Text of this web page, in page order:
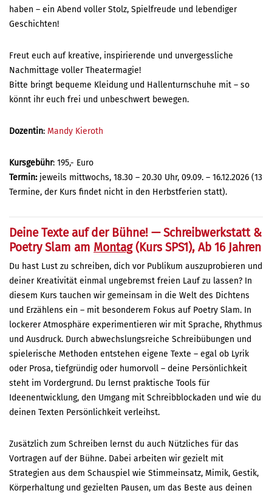
haben – ein Abend voller Stolz, Spielfreude und lebendiger
Geschichten!
Freut euch auf kreative, inspirierende und unvergessliche
Nachmittage voller Theatermagie!
Bitte bringt bequeme Kleidung und Hallenturnschuhe mit – so
könnt ihr euch frei und unbeschwert bewegen.
Dozentin: Mandy Kieroth
Kursgebühr: 195,- Euro
Termin: jeweils mittwochs, 18.30 – 20.30 Uhr, 09.09. – 16.12.2026 (13
Termine, der Kurs findet nicht in den Herbstferien statt).
Deine Texte auf der Bühne! — Schreibwerkstatt &
Poetry Slam am Montag(Kurs SPS1), Ab 16 Jahren
Du hast Lust zu schreiben, dich vor Publikum auszuprobieren und
deiner Kreativität einmal ungebremst freien Lauf zu lassen? In
diesem Kurs tauchen wir gemeinsam in die Welt des Dichtens
und Erzählens ein – mit besonderem Fokus auf Poetry Slam. In
lockerer Atmosphäre experimentieren wir mit Sprache, Rhythmus
und Ausdruck. Durch abwechslungsreiche Schreibübungen und
spielerische Methoden entstehen eigene Texte – egal ob Lyrik
oder Prosa, tiefgründig oder humorvoll – deine Persönlichkeit
steht im Vordergrund. Du lernst praktische Tools für
Ideenentwicklung, den Umgang mit Schreibblockaden und wie du
deinen Texten Persönlichkeit verleihst.
Zusätzlich zum Schreiben lernst du auch Nützliches für das
Vortragen auf der Bühne. Dabei arbeiten wir gezielt mit
Strategien aus dem Schauspiel wie Stimmeinsatz, Mimik, Gestik,
Körperhaltung und gezielten Pausen, um das Beste aus deinen